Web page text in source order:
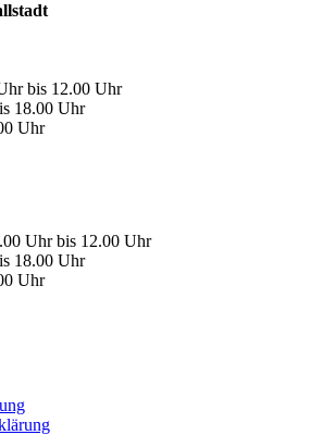
bis 12.00 Uhr
18.00 Uhr
Uhr
Uhr bis 12.00 Uhr
18.00 Uhr
Uhr